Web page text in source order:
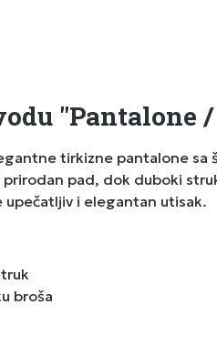
"Pantalone
tirkizne pantalone sa
pad, dok duboki
i elegantan utisak.
broša